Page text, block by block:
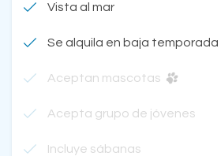
Vista al mar
Se alquila en baja temporada
Aceptan mascotas
Acepta grupo de jóvenes
Incluye sábanas